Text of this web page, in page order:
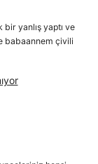
yanlış yaptı ve
babaannem çivili